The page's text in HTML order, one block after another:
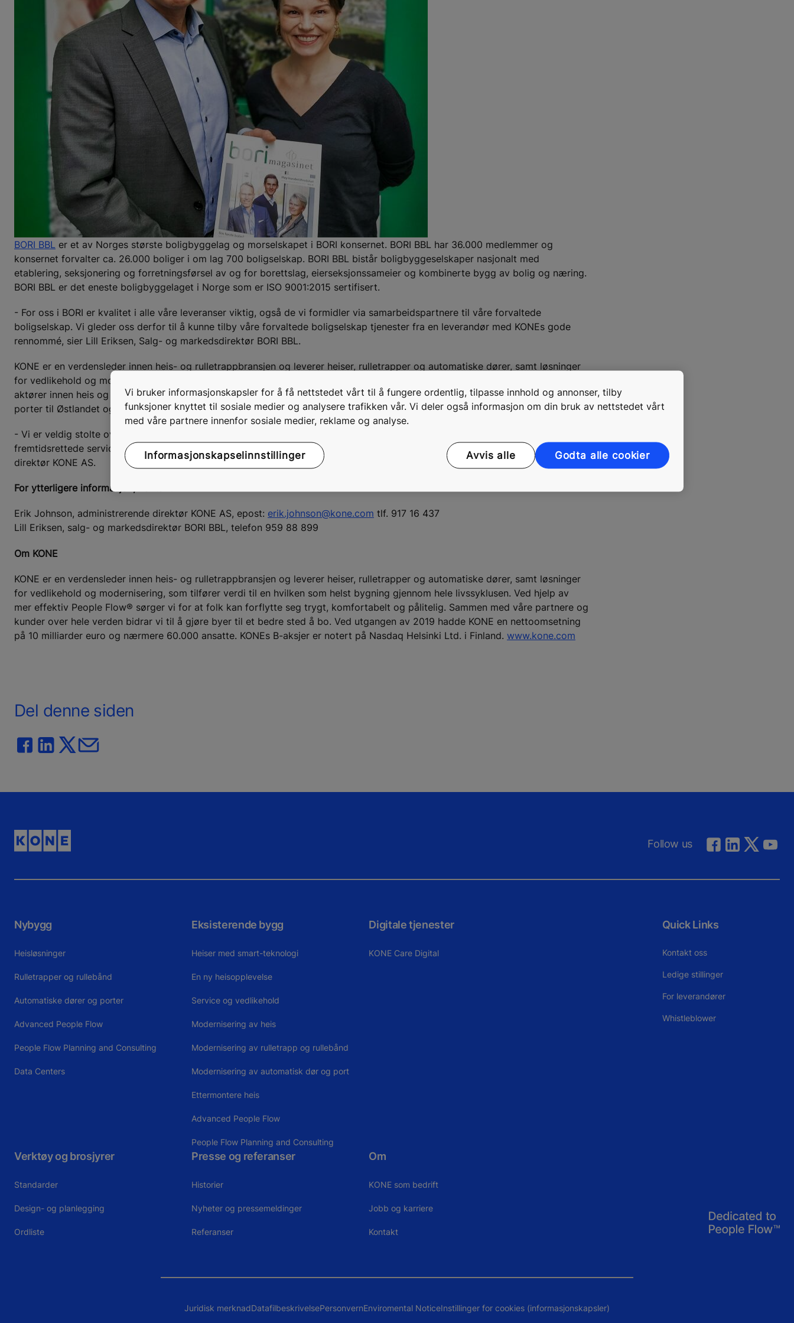
BORI BBL er et av Norges største boligbyggelag og morselskapet i BORI konsernet. BORI BBL har 36.000 medlemmer og
konsernet forvalter ca. 26.000 boliger i om lag 700 boligselskap. BORI BBL bistår boligbyggeselskaper nasjonalt med
etablering, seksjonering og forretningsførsel av og for borettslag, eierseksjonssameier og kombinerte bygg av bolig og næring.
BORI BBL er det eneste boligbyggelaget i Norge som er ISO 9001:2015 sertifisert.
- For oss i BORI er kvalitet i alle våre leveranser viktig, også de vi formidler via samarbeidspartnere til våre forvaltede
boligselskap. Vi gleder oss derfor til å kunne tilby våre forvaltede boligselskap tjenester fra en leverandør med KONEs gode
rennommé, sier Lill Eriksen, Salg- og markedsdirektør BORI BBL.
KONE er en verdensleder innen heis- og rulletrappbransjen og leverer heiser, rulletrapper og automatiske dører, samt løsninger
for vedlikehold og modernisering. Finskeide KONE har vært i Norge siden 1968, og er i dag en av de største landsdekkende
aktører innen heis og rulletrapp. Siden 2013 har KONE også tilbudt salg, service og modernisering av automatiske dører og
porter til Østlandet og deler av Sørlandsområdet.
- Vi er veldig stolte over og ser frem imot dette spennende samarbeidet, og gleder oss til å tilby våre innovative og
fremtidsrettede service- og vedlikeholdstjenester til BORIs forvaltede borettslag og sameier, sier Erik Johnson, Administrerende
direktør KONE AS.
For ytterligere informasjon, kontakt:
Erik Johnson, administrerende direktør KONE AS, epost: erik.johnson@kone.com tlf. 917 16 437
Lill Eriksen, salg- og markedsdirektør BORI BBL, telefon 959 88 899
Om KONE
KONE er en verdensleder innen heis- og rulletrappbransjen og leverer heiser, rulletrapper og automatiske dører, samt løsninger
for vedlikehold og modernisering, som tilfører verdi til en hvilken som helst bygning gjennom hele livssyklusen. Ved hjelp av
mer effektiv People Flow® sørger vi for at folk kan forflytte seg trygt, komfortabelt og pålitelig. Sammen med våre partnere og
kunder over hele verden bidrar vi til å gjøre byer til et bedre sted å bo. Ved utgangen av 2019 hadde KONE en nettoomsetning
på 10 milliarder euro og nærmere 60.000 ansatte. KONEs B-aksjer er notert på Nasdaq Helsinki Ltd. i Finland. www.kone.com
Del denne siden
Follow us
Nybygg
Heisløsninger
Rulletrapper og rullebånd
Automatiske dører og porter
Advanced People Flow
People Flow Planning and Consulting
Data Centers
Eksisterende bygg
Heiser med smart-teknologi
En ny heisopplevelse
Service og vedlikehold
Modernisering av heis
Modernisering av rulletrapp og rullebånd
Modernisering av automatisk dør og port
Ettermontere heis
Advanced People Flow
People Flow Planning and Consulting
Digitale tjenester
KONE Care Digital
Verktøy og brosjyrer
Standarder
Design- og planlegging
Ordliste
Presse og referanser
Historier
Nyheter og pressemeldinger
Referanser
Om
KONE som bedrift
Jobb og karriere
Kontakt
Quick Links
Kontakt oss
Ledige stillinger
For leverandører
Whistleblower
Juridisk merknadDatafilbeskrivelsePersonvernEnviromental NoticeInstillinger for cookies (informasjonskapsler)
Vi bruker informasjonskapsler for å få nettstedet vårt til å fungere ordentlig, tilpasse innhold og annonser, tilby
funksjoner knyttet til sosiale medier og analysere trafikken vår. Vi deler også informasjon om din bruk av nettstedet vårt
med våre partnere innenfor sosiale medier, reklame og analyse.
Informasjonskapselinnstillinger Avvis alle Godta alle cookier